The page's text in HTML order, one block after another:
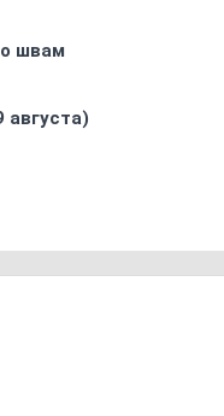
швам
августа)